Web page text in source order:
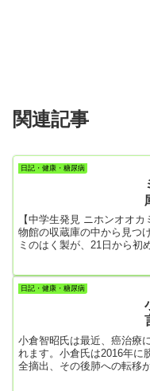
関連記事
日記・健康・糖尿病
【中学生発見 ニホンオオ
物館の収蔵庫の中から見つ
ミのはく製が、21日から初
日記・健康・糖尿病
小倉智昭氏は最近、癌治療
れます。小倉氏は2016年に
全摘出、その後肺への転移